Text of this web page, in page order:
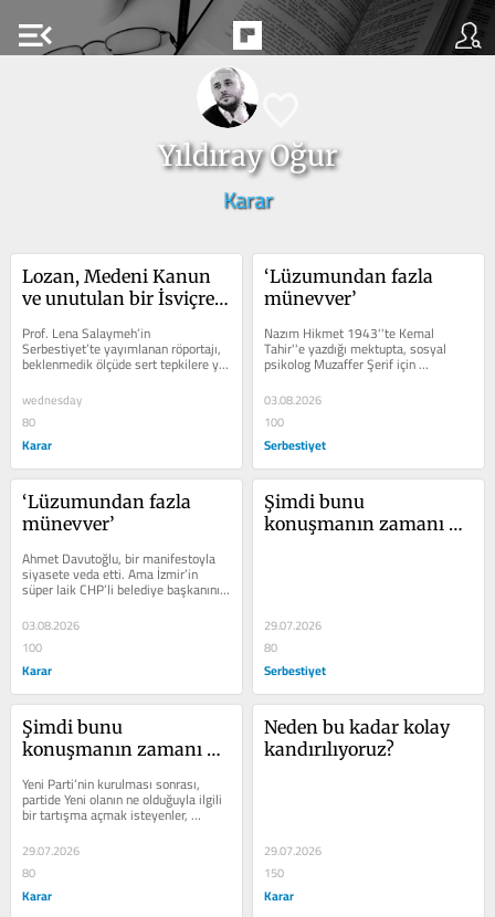
menu_open
Yıldıray Oğur
Karar
Lozan, Medeni Kanun
ve unutulan bir İsviçreli
Prof. Lena Salaymeh’in
Serbestiyet’te yayımlanan röportajı,
beklenmedik ölçüde sert tepkilere yol
açtı. Erken Cumhuriyet dönemi ve...
wednesday
80
Karar
‘Lüzumundan fazla
münevver’
Nazım Hikmet 1943''te Kemal
Tahir''e yazdığı mektupta, sosyal
psikolog Muzaffer Şerif için
“lüzumundan fazla münevver”
demişti. Böyle...
03.08.2026
100
Serbestiyet
‘Lüzumundan fazla
münevver’
Ahmet Davutoğlu, bir manifestoyla
siyasete veda etti. Ama İzmir’in
süper laik CHP’li belediye başkanının
bile AK Parti’ye el salladığı...
03.08.2026
100
Karar
Şimdi bunu
konuşmanın zamanı
29.07.2026
80
Serbestiyet
Şimdi bunu
konuşmanın zamanı
Yeni Parti’nin kurulması sonrası,
partide Yeni olanın ne olduğuyla ilgili
bir tartışma açmak isteyenler,
karşılarında şimdi ideoloji,...
29.07.2026
80
Karar
Neden bu kadar kolay
kandırılıyoruz?
29.07.2026
150
Karar